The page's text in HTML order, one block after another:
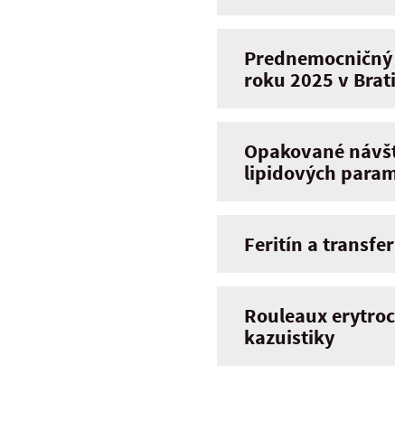
roku 2025 v
Opakované
lipidových
Feritín a
Rouleaux
kazuistiky